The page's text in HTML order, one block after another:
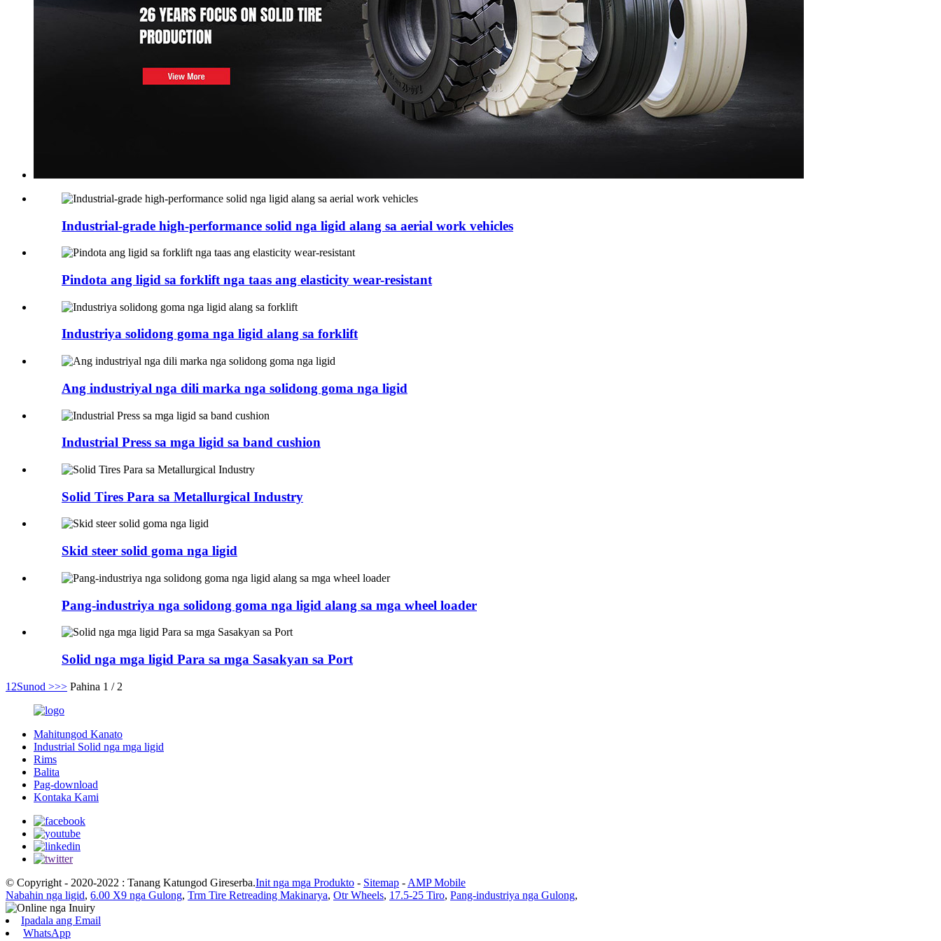
Industrial-grade high-performance solid nga ligid alang sa aerial work vehicles
Pindota ang ligid sa forklift nga taas ang elasticity wear-resistant
Industriya solidong goma nga ligid alang sa forklift
Ang industriyal nga dili marka nga solidong goma nga ligid
Industrial Press sa mga ligid sa band cushion
Solid Tires Para sa Metallurgical Industry
Skid steer solid goma nga ligid
Pang-industriya nga solidong goma nga ligid alang sa mga wheel loader
Solid nga mga ligid Para sa mga Sasakyan sa Port
1 2Sunod >>> Pahina 1 / 2
Mahitungod Kanato
Industrial Solid nga mga ligid
Rims
Balita
Pag-download
Kontaka Kami
© Copyright - 2020-2022 : Tanang Katungod Gireserba.Init nga mga Produkto - Sitemap - AMP Mobile
Nabahin nga ligid, 6.00 X9 nga Gulong, Trm Tire Retreading Makinarya, Otr Wheels, 17.5-25 Tiro, Pang-industriya nga Gulong,
Ipadala ang Email
WhatsApp